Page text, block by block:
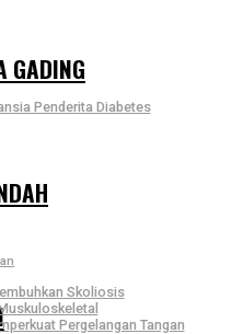
GADING
Penderita Diabetes
Skoliosis
Pergelangan Tangan